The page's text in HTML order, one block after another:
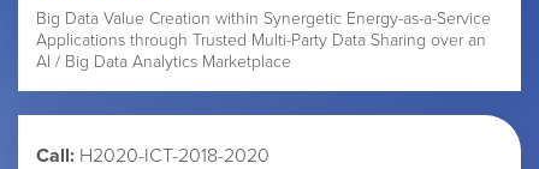
Big Data Value Creation within Synergetic Energy-as-a-Service
Applications through Trusted Multi-Party Data Sharing over an
AI / Big Data Analytics Marketplace
Call: H2020-ICT-2018-2020